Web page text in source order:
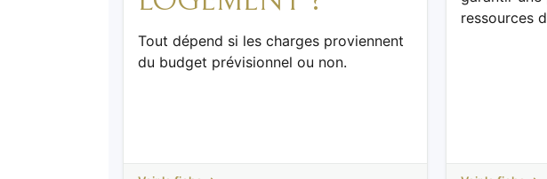
Tout dépend si les charges proviennent
du budget prévisionnel ou non.
ressources